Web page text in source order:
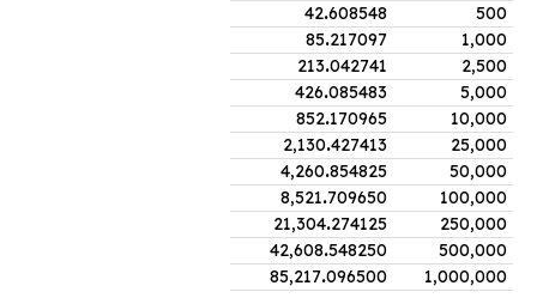
500
42.608548
1,000
85.217097
2,500
213.042741
5,000
426.085483
10,000
852.170965
25,000
2,130.427413
50,000
4,260.854825
100,000
8,521.709650
250,000
21,304.274125
500,000
42,608.548250
1,000,000
85,217.096500